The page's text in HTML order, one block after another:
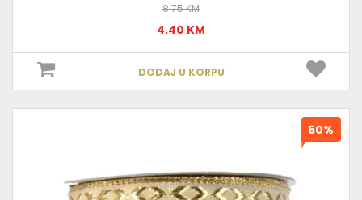
8.75 KM
4.40 KM
DODAJ U KORPU
50%